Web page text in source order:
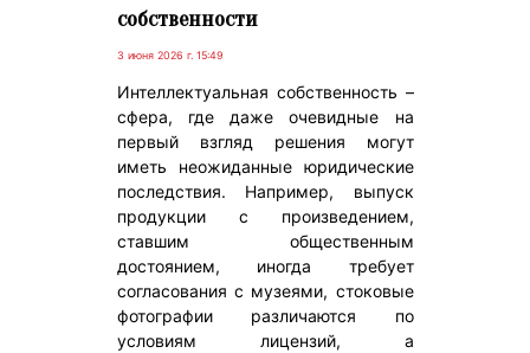
собственности
3 июня 2026 г. 15:49
Интеллектуальная собственность –
сфера, где даже очевидные на
первый взгляд решения могут
иметь неожиданные юридические
последствия. Например, выпуск
продукции с произведением,
ставшим общественным
достоянием, иногда требует
согласования с музеями, стоковые
фотографии различаются по
условиям лицензий, а